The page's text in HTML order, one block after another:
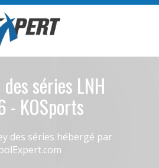
séries LNH
- KOSports
des séries hébergé par